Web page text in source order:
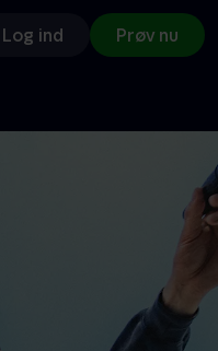
Log ind Prøv nu